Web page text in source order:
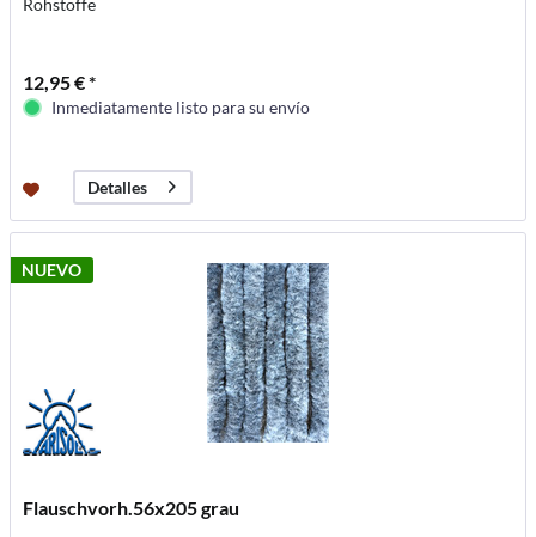
12,95 € *
Inmediatamente listo para su envío
Detalles
NUEVO
Flauschvorh.56x205 grau